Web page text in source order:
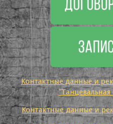
Контактные данные и
"Танцевальная
Контактные данные и